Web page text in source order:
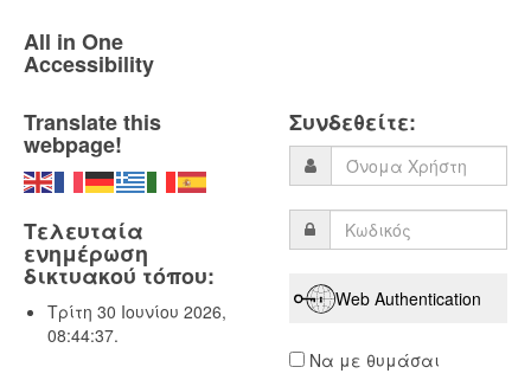
All in One
Accessibility
Translate this
webpage!
Τελευταία
ενημέρωση
δικτυακού τόπου:
Τρίτη 30 Ιουνίου 2026,
08:44:37.
Συνδεθείτε:
Web Authentication
Να με θυμάσαι